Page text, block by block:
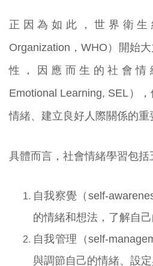
正因為如此，世界衛生
Organization，WHO）開始
性，因應而生的社會情
Emotional Learning, SEL）
情緒、建立良好人際關係的重
具體而言，社會情緒學習包括
自我察覺（self-
的情緒和想法，了解自己
自我管理（self-
與調節自己的情緒、設